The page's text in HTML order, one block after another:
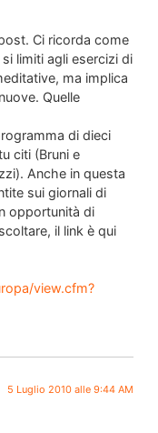
Ci ricorda come
limiti agli esercizi di
ma implica
Quelle
di dieci
citi (Bruni e
Anche in questa
sui giornali di
opportunità di
il link è qui
view.cfm?
5 Luglio 2010 alle 9:44 AM